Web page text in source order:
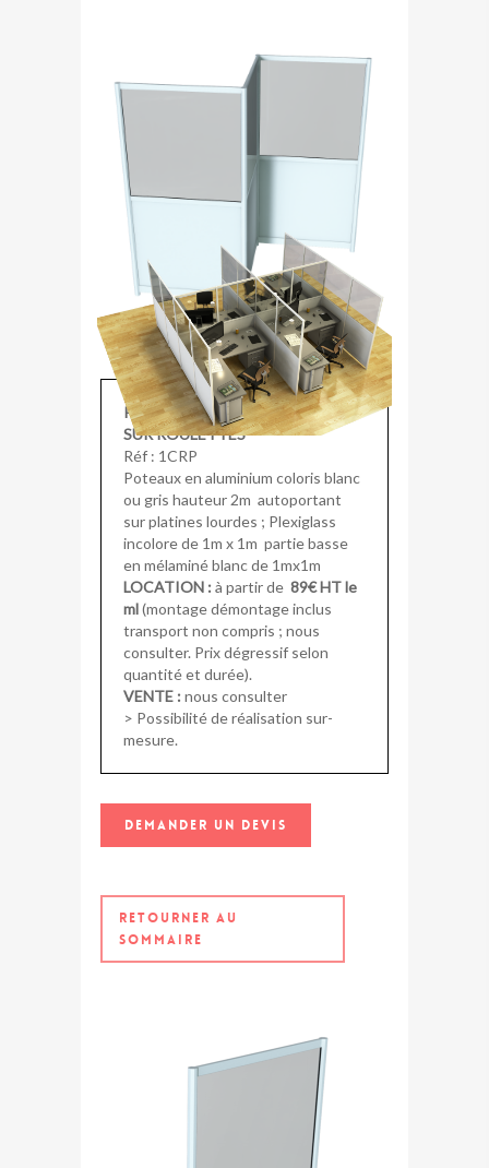
PROTECTION CLOISON MOBILE
SUR ROULETTES
Réf : 1CRP
Poteaux en aluminium coloris blanc
ou gris hauteur 2m autoportant
sur platines lourdes ; Plexiglass
incolore de 1m x 1m partie basse
en mélaminé blanc de 1mx1m
LOCATION : à partir de 89€ HT le
ml(montage démontage inclus
transport non compris ; nous
consulter. Prix dégressif selon
quantité et durée).
VENTE : nous consulter
> Possibilité de réalisation sur-
mesure.
DEMANDER UN DEVIS
RETOURNER AU
SOMMAIRE